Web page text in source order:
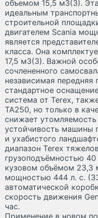
объемом 15,5 м3(3).
идеальным
строительной
двигателем Scania
является
класса. Она
17,5 м3(3). Важной
сочлененного
независимая передняя
стандартное
система от Terex,
TA250, но только в
снижает
устойчивость машины
и ухабистого
диапазон Terex
грузоподъёмностью
кузовом объёмом 23,3
мощностью 444 л. с.
автоматической
скорость движения
час.